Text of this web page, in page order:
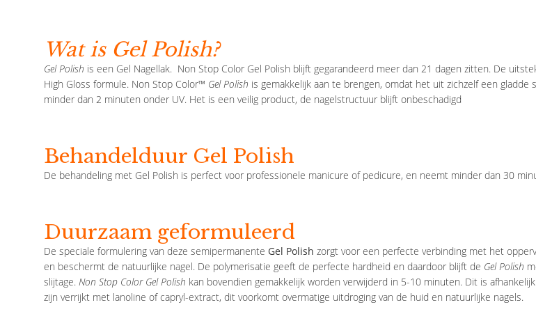
Wat is Gel Polish?
Gel Polish is een Gel Nagellak. Non Stop Color Gel Polish blijft gegarandeerd meer dan 21 dagen zitten. De
High Gloss formule. Non Stop Color™ Gel Polish is gemakkelijk aan te brengen, omdat het uit zichzelf een
minder dan 2 minuten onder UV. Het is een veilig product, de nagelstructuur blijft onbeschadigd
Behandelduur Gel Polish
De behandeling met Gel Polish is perfect voor professionele manicure of pedicure, en neemt minder dan 30
Duurzaam geformuleerd
De speciale formulering van deze semipermanente Gel Polish zorgt voor een perfecte verbinding met het
en beschermt de natuurlijke nagel. De polymerisatie geeft de perfecte hardheid en daardoor blijft de Gel Polish
slijtage. Non Stop Color Gel Polish kan bovendien gemakkelijk worden verwijderd in 5-10 minuten. Dit is
zijn verrijkt met lanoline of capryl-extract, dit voorkomt overmatige uitdroging van de huid en natuurlijke nagels.